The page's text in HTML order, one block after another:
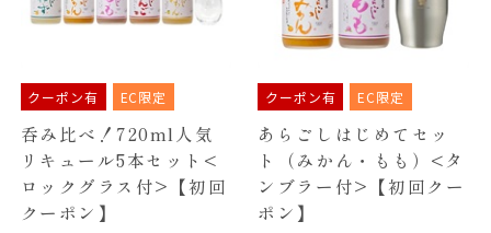
クーポン有 EC限定
呑み比べ！720ml人気
リキュール5本セット<
ロックグラス付>【初回
クーポン】
クーポン有 EC限定
あらごしはじめてセッ
ト（みかん・もも）<タ
ンブラー付>【初回クー
ポン】